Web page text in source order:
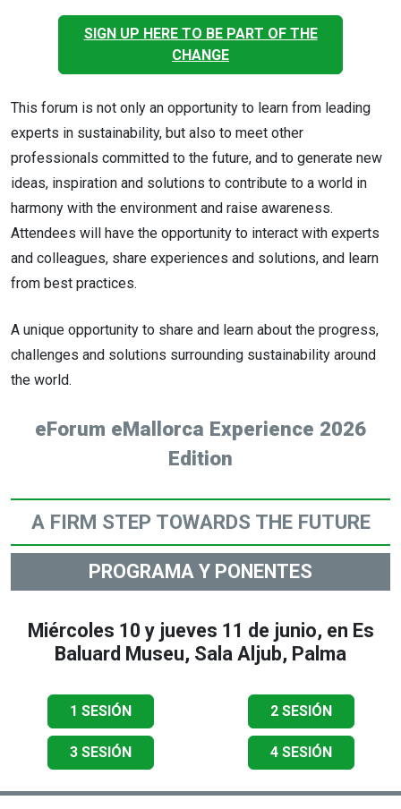
SIGN UP HERE TO BE PART OF THE
CHANGE
This forum is not only an opportunity to learn from leading
experts in sustainability, but also to meet other
professionals committed to the future, and to generate new
ideas, inspiration and solutions to contribute to a world in
harmony with the environment and raise awareness.
Attendees will have the opportunity to interact with experts
and colleagues, share experiences and solutions, and learn
from best practices.
A unique opportunity to share and learn about the progress,
challenges and solutions surrounding sustainability around
the world.
eForum eMallorca Experience 2026
Edition
A FIRM STEP TOWARDS THE FUTURE
PROGRAMA Y PONENTES
Miércoles 10 y jueves 11 de junio, en Es
Baluard Museu, Sala Aljub, Palma
1 SESIÓN 2SESIÓN
3SESIÓN 4SESIÓN